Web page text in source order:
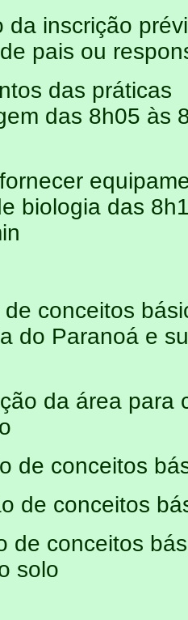
da inscrição
pais ou
das práticas
das 8h05 às
biologia das
de conceitos
do Paranoá e
da área para
de conceitos
de conceitos
de conceitos
solo